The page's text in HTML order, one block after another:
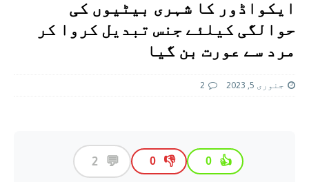
ایکواڈور کا شہری بیٹیوں کی
حوالگی کیلئے جنس تبدیل کروا کر
مرد سے عورت بن گیا
جنوری 5, 2023 2
👍
0
👎
0
💬
2